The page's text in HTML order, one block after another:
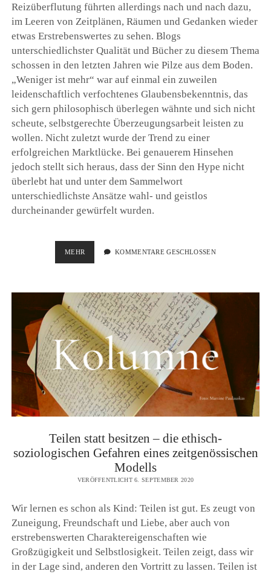
Reizüberflutung führten allerdings nach und nach dazu,
im Leeren von Zeitplänen, Räumen und Gedanken wieder
etwas Erstrebenswertes zu sehen. Blogs
unterschiedlichster Qualität und Bücher zu diesem Thema
schossen in den letzten Jahren wie Pilze aus dem Boden.
„Weniger ist mehr“ war auf einmal ein zuweilen
leidenschaftlich verfochtenes Glaubensbekenntnis, das
sich gern philosophisch überlegen wähnte und sich nicht
scheute, selbstgerechte Überzeugungsarbeit leisten zu
wollen. Nicht zuletzt wurde der Trend zu einer
erfolgreichen Marktlücke. Bei genauerem Hinsehen
jedoch stellt sich heraus, dass der Sinn den Hype nicht
überlebt hat und unter dem Sammelwort
unterschiedlichste Ansätze wahl- und geistlos
durcheinander gewürfelt wurden.
MEHR MISSVERSTÄNDNIS
MINIMALISMUS
KOMMENTARE GESCHLOSSEN
Teilen statt besitzen – die ethisch-
soziologischen Gefahren eines zeitgenössischen
Modells
VERÖFFENTLICHT 6. SEPTEMBER 2020
Wir lernen es schon als Kind: Teilen ist gut. Es zeugt von
Zuneigung, Freundschaft und Liebe, aber auch von
erstrebenswerten Charaktereigenschaften wie
Großzügigkeit und Selbstlosigkeit. Teilen zeigt, dass wir
in der Lage sind, anderen den Vortritt zu lassen. Teilen ist